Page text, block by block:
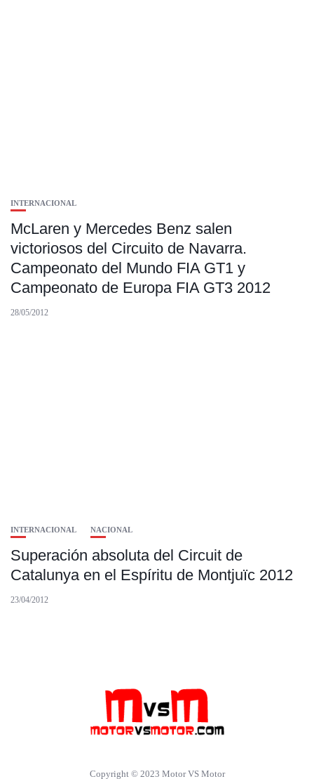
INTERNACIONAL
McLaren y Mercedes Benz salen
victoriosos del Circuito de Navarra.
Campeonato del Mundo FIA GT1 y
Campeonato de Europa FIA GT3 2012
28/05/2012
INTERNACIONAL NACIONAL
Superación absoluta del Circuit de
Catalunya en el Espíritu de Montjuïc 2012
23/04/2012
Copyright © 2023 Motor VS Motor